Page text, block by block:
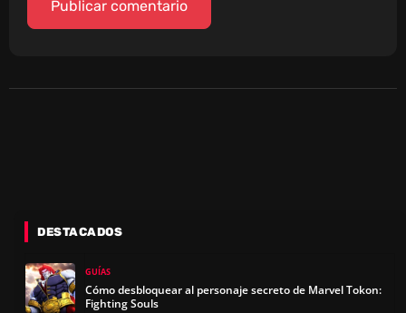
DESTACADOS
GUÍAS
Cómo desbloquear al personaje secreto de Marvel Tokon:
Fighting Souls